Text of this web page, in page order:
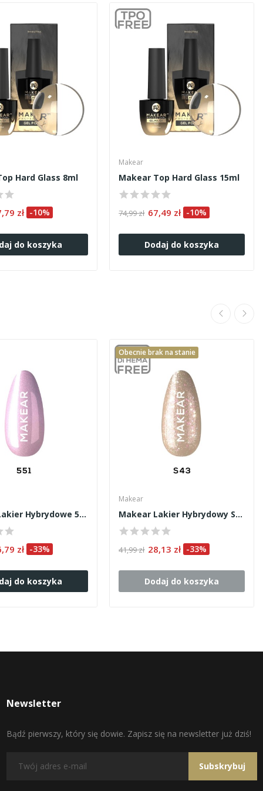
Hard Glass 8ml
zł -10%
do koszyka
Makear
Makear Top Hard Glass 15ml
74,99 zł 67,49 zł -10%
Dodaj do koszyka
Makear Lakier Hybrydowe 551 8ml
zł -33%
do koszyka
Obecnie brak na stanie
Makear
Makear Lakier Hybrydowy S43 8ml
41,99 zł 28,13 zł -33%
Dodaj do koszyka
Newsletter
Bądź pierwszy, który się dowie. Zapisz się na newsletter już dziś!
Subskrybuj